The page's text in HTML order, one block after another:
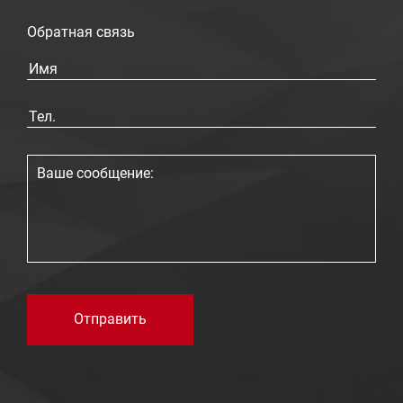
Обратная связь
Отправить